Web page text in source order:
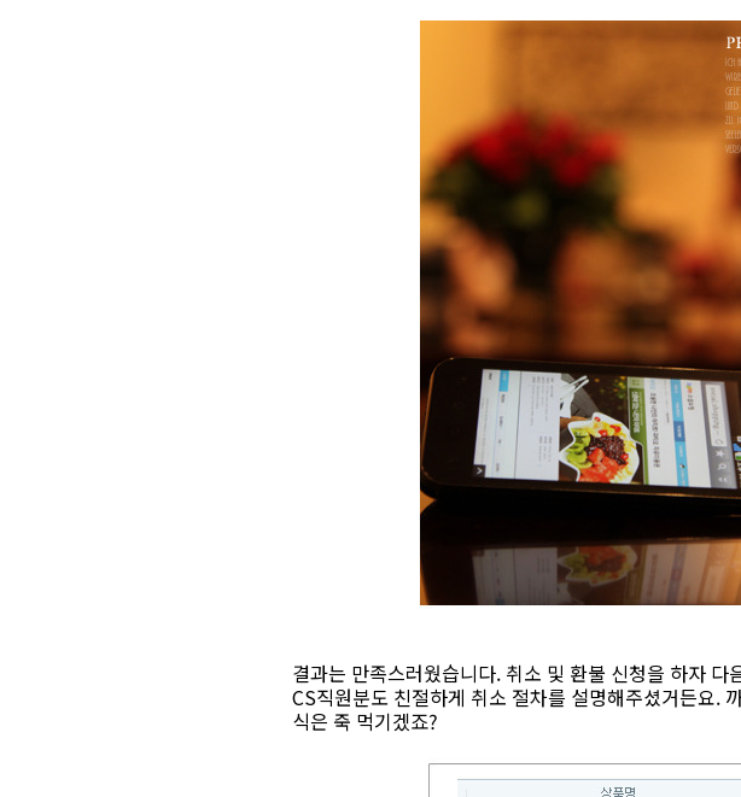
결과는 만족스러웠습니다. 취소 및 환불 신청을 하자
CS직원분도 친절하게 취소 절차를 설명해주셨거든요.
식은 죽 먹기겠죠?